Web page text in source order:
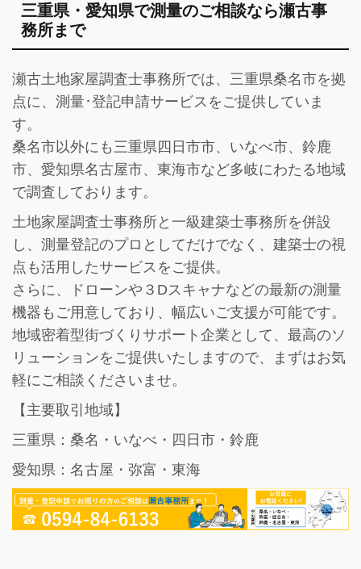
三重県・愛知県で測量のご相談なら瀬古事
務所まで
瀬古土地家屋調査士事務所では、三重県桑名市を拠
点に、測量･登記申請サービスをご提供していま
す。
桑名市以外にも三重県四日市市、いなべ市、鈴鹿
市、愛知県名古屋市、東海市など多岐にわたる地域
で調査しております。
土地家屋調査士事務所と一級建築士事務所を併設
し、 測量登記のプロとしてだけでなく、建築士の視
点も活用したサービス をご提供。
さらに、ドローンや３Dスキャナなどの最新の測量
機器もご用意しており、幅広いご支援が可能です。
地域密着型街づくりサポート企業として、最高のソ
リューションをご提供いたしますので、まずはお気
軽にご相談くださいませ。
【主要取引地域】
三重県：桑名・いなべ・四日市・鈴鹿
愛知県：名古屋・弥富・東海